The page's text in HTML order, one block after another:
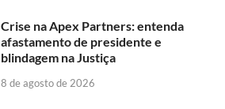
Crise na Apex Partners: entenda
afastamento de presidente e
blindagem na Justiça
8 de agosto de 2026